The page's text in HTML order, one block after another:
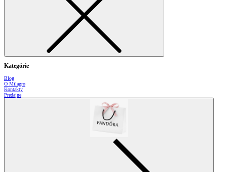
Kategórie
Blog
O Milagro
Kontakty
Predajne